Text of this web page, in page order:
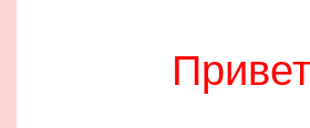
Привет